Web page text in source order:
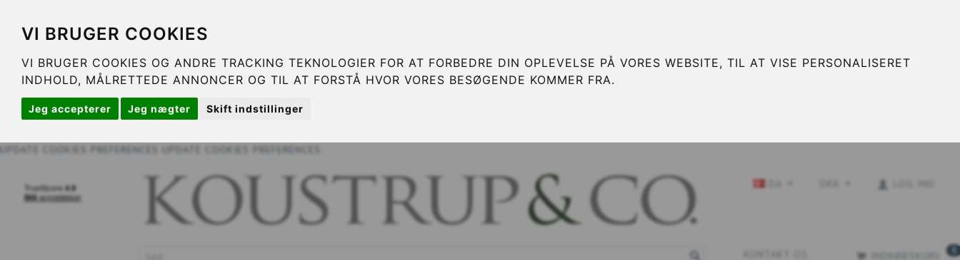
VI BRUGER COOKIES
VI BRUGER COOKIES OG ANDRE TRACKING TEKNOLOGIER FOR AT FORBEDRE DIN OPLEVELSE PÅ VORES WEBSITE, TIL AT VISE PERSONALISERET
INDHOLD, MÅLRETTEDE ANNONCER OG TIL AT FORSTÅ HVOR VORES BESØGENDE KOMMER FRA.
Jeg accepterer Jeg nægter Skift indstillinger
UPDATE COOKIES PREFERENCES UPDATE COOKIES PREFERENCES